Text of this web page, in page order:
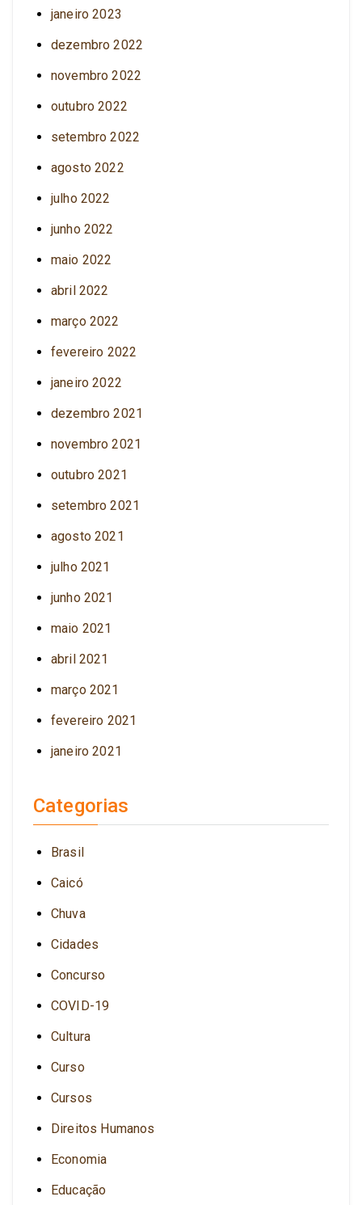
janeiro 2023
dezembro 2022
novembro 2022
outubro 2022
setembro 2022
agosto 2022
julho 2022
junho 2022
maio 2022
abril 2022
março 2022
fevereiro 2022
janeiro 2022
dezembro 2021
novembro 2021
outubro 2021
setembro 2021
agosto 2021
julho 2021
junho 2021
maio 2021
abril 2021
março 2021
fevereiro 2021
janeiro 2021
Categorias
Brasil
Caicó
Chuva
Cidades
Concurso
COVID-19
Cultura
Curso
Cursos
Direitos Humanos
Economia
Educação